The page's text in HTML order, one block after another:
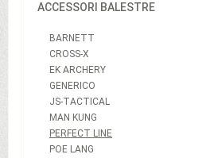
ACCESSORI BALESTRE
BARNETT
CROSS-X
EK ARCHERY
GENERICO
JS-TACTICAL
MAN KUNG
PERFECT LINE
POE LANG